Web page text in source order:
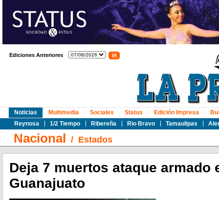
Ediciones Anteriores
Noticias
Reynosa
1/2 Tiempo Ribereña Rio Bravo Tamaulipas
Multimedia Sociales Status Edición Impresa
Nacional / Estados
Deja 7 muertos ataque armado
Guanajuato